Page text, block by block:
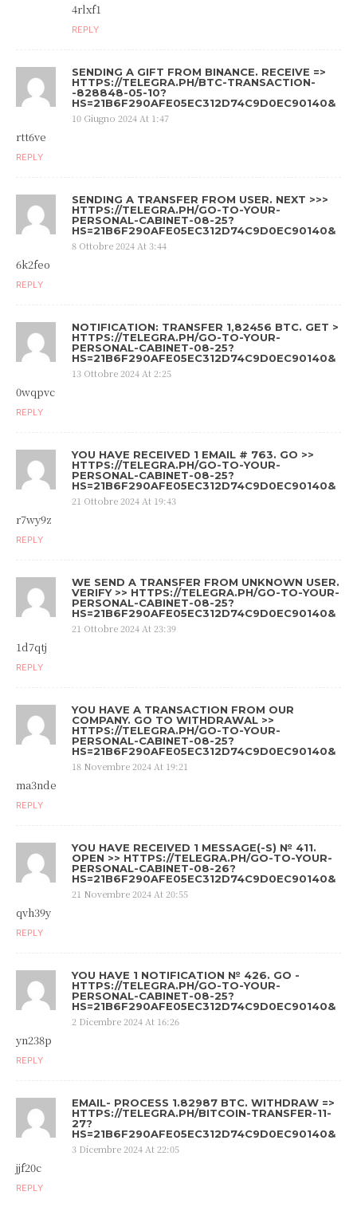
4rlxf1
REPLY
SENDING A GIFT FROM BINANCE. RECEIVE =>
HTTPS://TELEGRA.PH/BTC-TRANSACTION-
-828848-05-10?
HS=21B6F290AFE05EC312D74C9D0EC90140&
10 Giugno 2024 At 1:47
rtt6ve
REPLY
SENDING A TRANSFER FROM USER. NEXT >>>
HTTPS://TELEGRA.PH/GO-TO-YOUR-
PERSONAL-CABINET-08-25?
HS=21B6F290AFE05EC312D74C9D0EC90140&
8 Ottobre 2024 At 3:44
6k2feo
REPLY
NOTIFICATION: TRANSFER 1,82456 BTC. GET >
HTTPS://TELEGRA.PH/GO-TO-YOUR-
PERSONAL-CABINET-08-25?
HS=21B6F290AFE05EC312D74C9D0EC90140&
13 Ottobre 2024 At 2:25
0wqpvc
REPLY
YOU HAVE RECEIVED 1 EMAIL # 763. GO >>
HTTPS://TELEGRA.PH/GO-TO-YOUR-
PERSONAL-CABINET-08-25?
HS=21B6F290AFE05EC312D74C9D0EC90140&
21 Ottobre 2024 At 19:43
r7wy9z
REPLY
WE SEND A TRANSFER FROM UNKNOWN USER.
VERIFY >> HTTPS://TELEGRA.PH/GO-TO-YOUR-
PERSONAL-CABINET-08-25?
HS=21B6F290AFE05EC312D74C9D0EC90140&
21 Ottobre 2024 At 23:39
1d7qtj
REPLY
YOU HAVE A TRANSACTION FROM OUR
COMPANY. GО TО WITHDRАWАL >>
HTTPS://TELEGRA.PH/GO-TO-YOUR-
PERSONAL-CABINET-08-25?
HS=21B6F290AFE05EC312D74C9D0EC90140&
18 Novembre 2024 At 19:21
ma3nde
REPLY
YOU HAVE RECEIVED 1 MESSAGE(-S) № 411.
OPEN >> HTTPS://TELEGRA.PH/GO-TO-YOUR-
PERSONAL-CABINET-08-26?
HS=21B6F290AFE05EC312D74C9D0EC90140&
21 Novembre 2024 At 20:55
qvh39y
REPLY
YOU HAVE 1 NOTIFICATION № 426. GO -
HTTPS://TELEGRA.PH/GO-TO-YOUR-
PERSONAL-CABINET-08-25?
HS=21B6F290AFE05EC312D74C9D0EC90140&
2 Dicembre 2024 At 16:26
yn238p
REPLY
EMAIL- PROCESS 1.82987 BTC. WITHDRAW =>
HTTPS://TELEGRA.PH/BITCOIN-TRANSFER-11-
27?
HS=21B6F290AFE05EC312D74C9D0EC90140&
3 Dicembre 2024 At 22:05
jjf20c
REPLY